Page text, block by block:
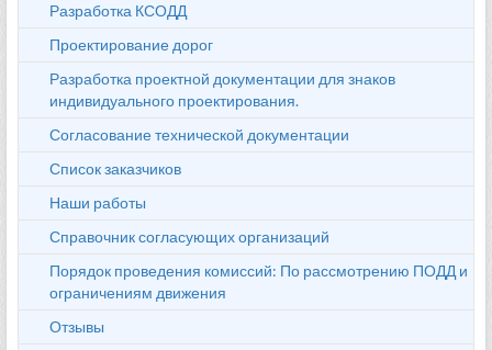
Разработка КСОДД
Проектирование дорог
Разработка проектной документации для знаков
индивидуального проектирования.
Согласование технической документации
Список заказчиков
Наши работы
Справочник согласующих организаций
Порядок проведения комиссий: По рассмотрению ПОДД и
ограничениям движения
Отзывы